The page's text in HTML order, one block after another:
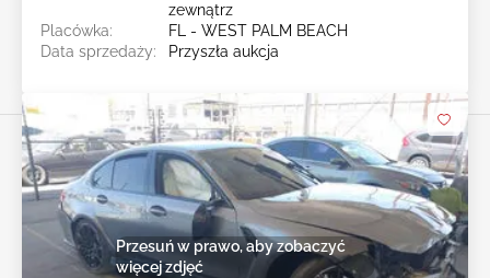
zewnątrz
Placówka:
FL - WEST PALM BEACH
Data sprzedaży:
Przyszła aukcja
Przesuń w prawo, aby zobaczyć
więcej zdjęć